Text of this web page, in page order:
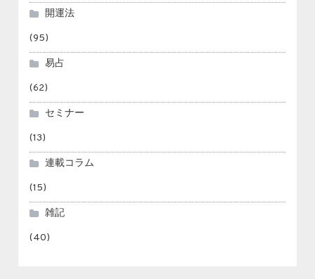
開運法
(95)
易占
(62)
セミナー
(13)
連載コラム
(15)
雑記
(40)